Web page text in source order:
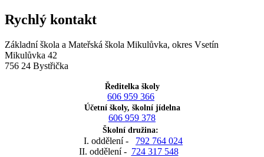
Rychlý kontakt
Základní škola a Mateřská škola Mikulůvka, okres Vsetín
Mikulůvka 42
756 24 Bystřička
Ředitelka školy
606 959 366
Účetní školy, školní jídelna
606 959 378
Školní družina:
I. oddělení - 792 764 024
II. oddělení - 724 317 548